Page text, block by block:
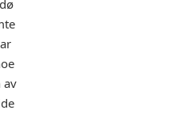
av